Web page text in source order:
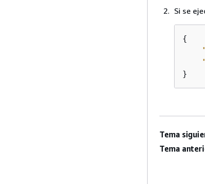
Si se
{
}
Tema
Tema